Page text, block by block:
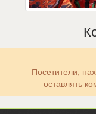
Посетители,
оставлять